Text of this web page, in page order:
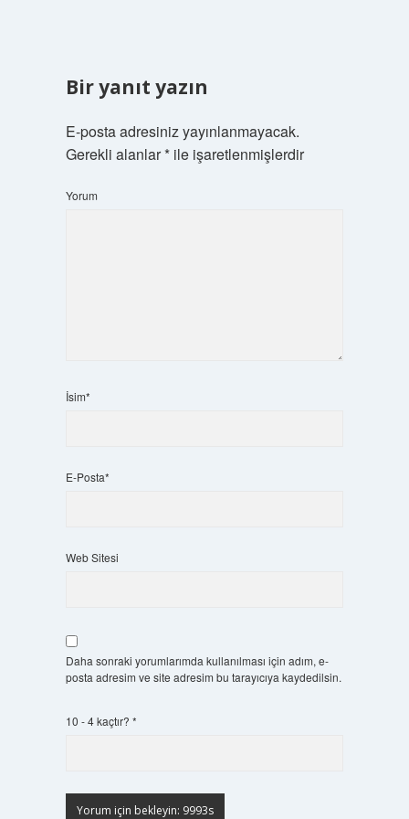
Bir yanıt yazın
E-posta adresiniz yayınlanmayacak.
Gerekli alanlar*ile işaretlenmişlerdir
Yorum
İsim*
E-Posta*
Web Sitesi
Daha sonraki yorumlarımda kullanılması için adım, e-
posta adresim ve site adresim bu tarayıcıya kaydedilsin.
10 - 4 kaçtır? *